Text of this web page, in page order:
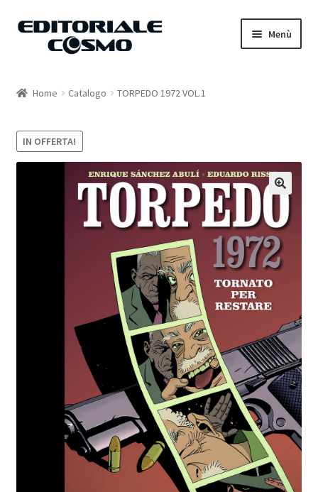
Vai
Vai
Menù
Carrello
Il mio account
Home Catalogo TORPEDO 1972 VOL.1
IN OFFERTA!